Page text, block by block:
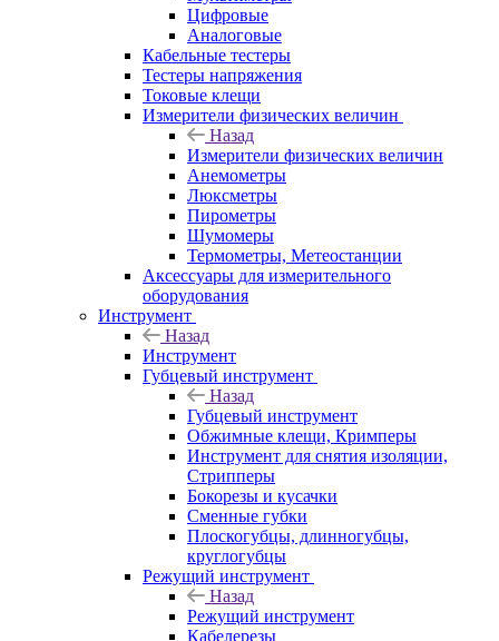
Цифровые
Аналоговые
Кабельные тестеры
Тестеры напряжения
Токовые клещи
Измерители физических величин
Назад
Измерители физических величин
Анемометры
Люксметры
Пирометры
Шумомеры
Термометры, Метеостанции
Аксессуары для измерительного
оборудования
Инструмент
Назад
Инструмент
Губцевый инструмент
Назад
Губцевый инструмент
Обжимные клещи, Кримперы
Инструмент для снятия изоляции,
Стрипперы
Бокорезы и кусачки
Сменные губки
Плоскогубцы, длинногубцы,
круглогубцы
Режущий инструмент
Назад
Режущий инструмент
Кабелерезы